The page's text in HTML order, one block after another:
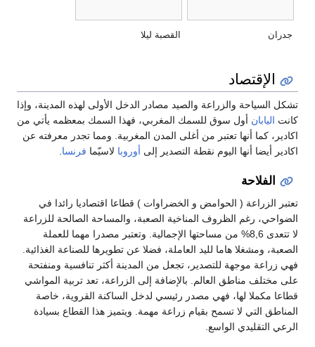
جدران القصبة ليلا
الإقتصاد
تشكل السياحة والزراعة والصيد مصادر الدخل الأولى لهذه المدينة، وإذا
كانت اليابان أول سوق للسمك المغربي، فهذا السمك بمعظمه يأتي من
اكادير، كما أنها تعتبر من أغلى المدن المغربية. ومما تجدر معرفته عن
اكادير أيضا أنها اليوم نقطة التصدير إلى أوروبا لاسيّما فرنسا
الفلاحة
تعتبر الزراعة ( الحوامض و الخضراوات ) قطاعا اقتصاديا رائدا في
الضواحي، رغم الظروف المناخية الصعبة، والمساحة الصالحة للزراعة
لا تتعدى 8,6% من مساحتها الإجمالية. وتعتبر مصدرا مهما للعملة
الصعبة، ومشغلا هاما لليد العاملة، فضلا عن تطويرها للصناعة الغذائية.
فهي زراعة موجهة للتصدير، تجعل من المدينة أكثر تنافسية ومنفتحة
على مختلف مناطق العالم. بالإضافة إلى الزراعة، تعد تربية المواشي
قطاعا مكملا لها، فهي مصدر رئيسي لدخل الساكنة القروية، خاصة
المناطق التي لا تسمح بقيام زراعة مهمة. ويتميز هذا القطاع بسيادة
الرعي التقليدي الواسع.